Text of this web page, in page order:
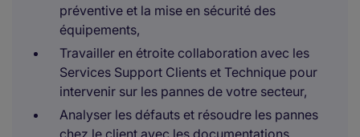
préventive et la mise en sécurité des
équipements,
Travailler en étroite collaboration avec les
Services Support Clients et Technique pour
intervenir sur les pannes de votre secteur,
Analyser les défauts et résoudre les pannes
chez le client avec les documentations